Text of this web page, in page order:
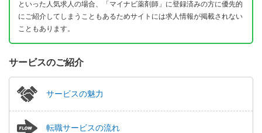
といった人気求人の場合、「マイナビ薬剤師」に登録済みの方に優先的
にご紹介してしまうこともあるためサイトには求人情報が掲載されない
こともあります。
サービスのご紹介
サービスの魅力
転職サービスの流れ